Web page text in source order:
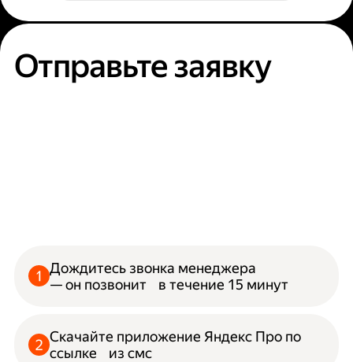
Отправьте заявку
Дождитесь звонка менеджера
— он позвонит в течение 15 минут
Скачайте приложение Яндекс Про по
ссылке из смс